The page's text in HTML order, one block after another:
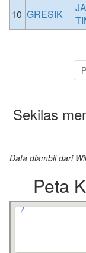
10 GRESIK
Sekilas
Data diambil dari
Peta